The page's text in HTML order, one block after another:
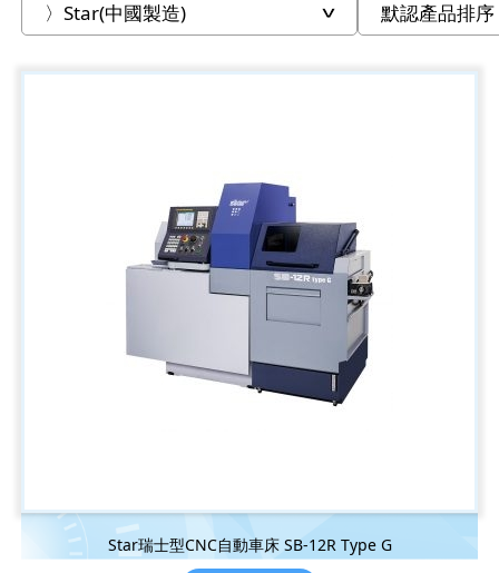
Star瑞士型CNC自動車床 SB-12R Type G